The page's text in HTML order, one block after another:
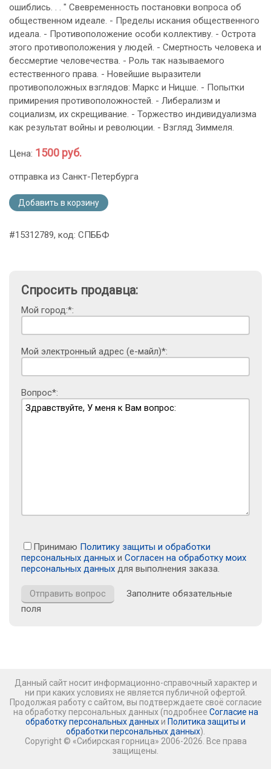
ошиблись. . . " Свевременность постановки вопроса об
общественном идеале. - Пределы искания общественного
идеала. - Противоположение особи коллективу. - Острота
этого противоположения у людей. - Смертность человека и
бессмертие человечества. - Роль так называемого
естественного права. - Новейшие выразители
противоположных взглядов: Маркс и Ницше. - Попытки
примирения противоположностей. - Либерализм и
социализм, их скрещивание. - Торжество индивидуализма
как результат войны и революции. - Взгляд Зиммеля.
Цена: 1500 руб.
отправка из Санкт-Петербурга
Добавить в корзину
#15312789, код: СПББФ
Спросить продавца:
Мой город:*:
Мой электронный адрес (е-майл)*:
Вопрос*:
Принимаю Политику защиты и обработки
персональных данных и Согласен на обработку моих
персональных данных для выполнения заказа.
Заполните обязательные
поля
Данный сайт носит информационно-справочный характер и
ни при каких условиях не является публичной офертой.
Продолжая работу с сайтом, вы подтверждаете своё согласие
на обработку персональных данных (подробнее Согласие на
обработку персональных данных и Политика защиты и
обработки персональных данных).
Copyright © «Сибирская горница» 2006-2026. Все права
защищены.